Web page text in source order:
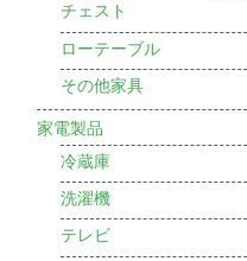
チェスト
ローテーブル
その他家具
家電製品
冷蔵庫
洗濯機
テレビ